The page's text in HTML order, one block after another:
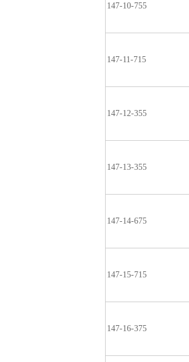
147-10-755
147-11-715
147-12-355
147-13-355
147-14-675
147-15-715
147-16-375